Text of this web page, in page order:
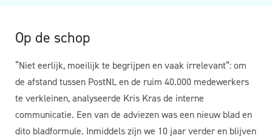
Op de schop
“Niet eerlijk, moeilijk te begrijpen en vaak irrelevant”: om
de afstand tussen PostNL en de ruim 40.000 medewerkers
te verkleinen, analyseerde Kris Kras de interne
communicatie. Een van de adviezen was een nieuw blad en
dito bladformule. Inmiddels zijn we 10 jaar verder en blijven